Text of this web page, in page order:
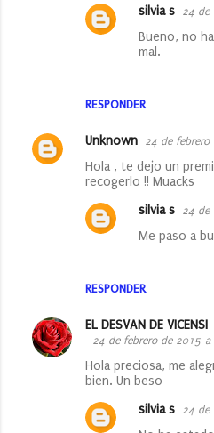
RESPONDER
silvia s 24 de
Bueno, no
mal.
Unknown 24 de
Hola , te dejo un
recogerlo !! Muacks
RESPONDER
silvia s 24 de
Me paso a
EL DESVAN DE VICENSI
24 de febrero de 2015 a
Hola preciosa, me
bien. Un beso
silvia s 24 de